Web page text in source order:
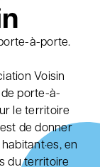
à-porte.
Voisin
porte-à-
le territoire
de donner
en
du territoire